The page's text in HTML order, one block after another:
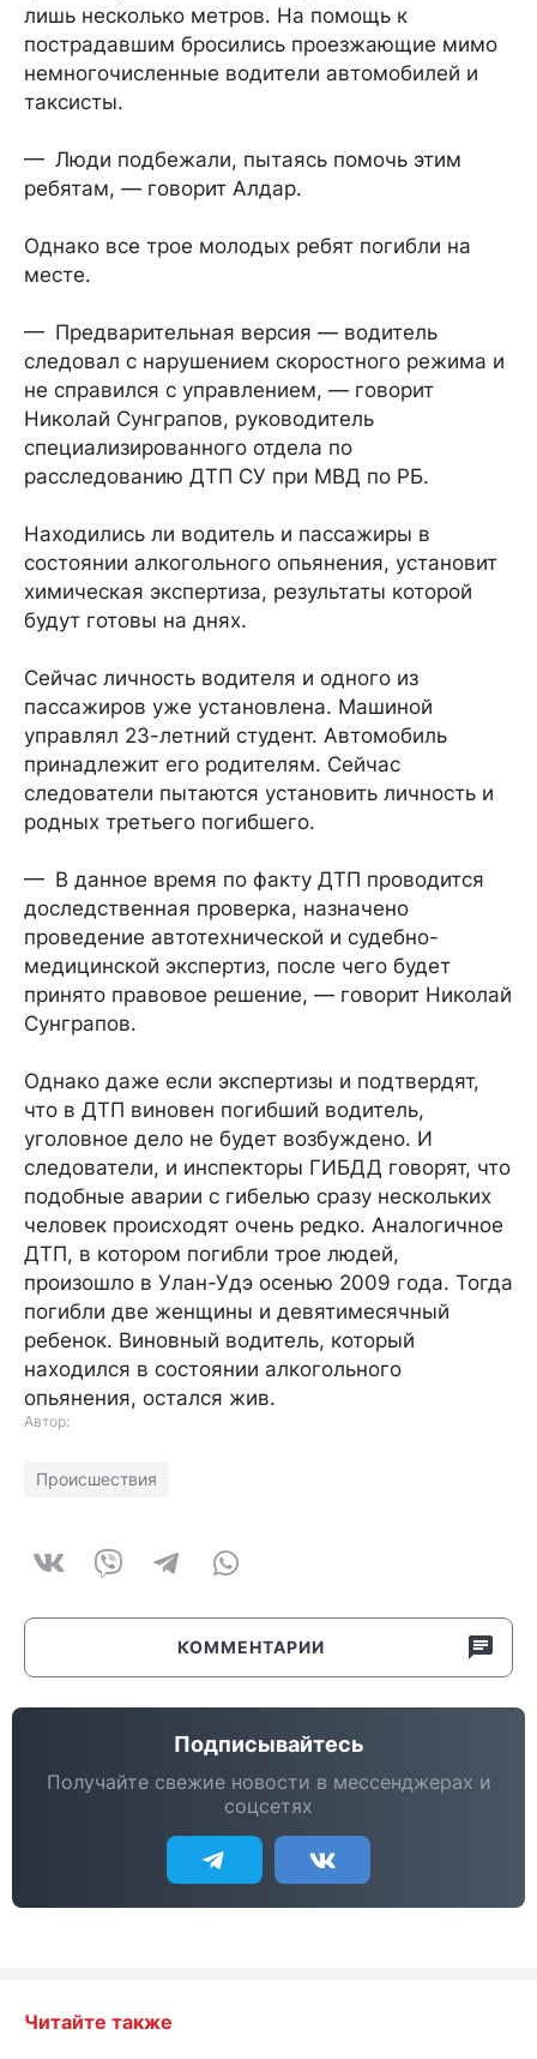
лишь несколько метров. На помощь к
пострадавшим бросились проезжающие мимо
немногочисленные водители автомобилей и
таксисты.
— Люди подбежали, пытаясь помочь этим
ребятам, — говорит Алдар.
Однако все трое молодых ребят погибли на
месте.
— Предварительная версия — водитель
следовал с нарушением скоростного режима и
не справился с управлением, — говорит
Николай Сунграпов, руководитель
специализированного отдела по
расследованию ДТП СУ при МВД по РБ.
Находились ли водитель и пассажиры в
состоянии алкогольного опьянения, установит
химическая экспертиза, результаты которой
будут готовы на днях.
Сейчас личность водителя и одного из
пассажиров уже установлена. Машиной
управлял 23-летний студент. Автомобиль
принадлежит его родителям. Сейчас
следователи пытаются установить личность и
родных третьего погибшего.
— В данное время по факту ДТП проводится
доследственная проверка, назначено
проведение автотехнической и судебно-
медицинской экспертиз, после чего будет
принято правовое решение, — говорит Николай
Сунграпов.
Однако даже если экспертизы и подтвердят,
что в ДТП виновен погибший водитель,
уголовное дело не будет возбуждено. И
следователи, и инспекторы ГИБДД говорят, что
подобные аварии с гибелью сразу нескольких
человек происходят очень редко. Аналогичное
ДТП, в котором погибли трое людей,
произошло в Улан-Удэ осенью 2009 года. Тогда
погибли две женщины и девятимесячный
ребенок. Виновный водитель, который
находился в состоянии алкогольного
опьянения, остался жив.
Автор:
Происшествия
КОММЕНТАРИИ
Подписывайтесь
Получайте свежие новости в мессенджерах и
соцсетях
Читайте также